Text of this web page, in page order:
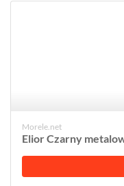
Morele.net
Elior Czarny